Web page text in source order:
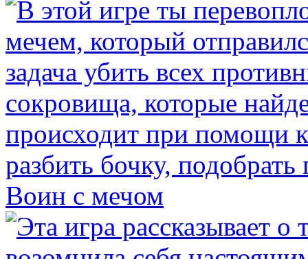
Воин с мечом